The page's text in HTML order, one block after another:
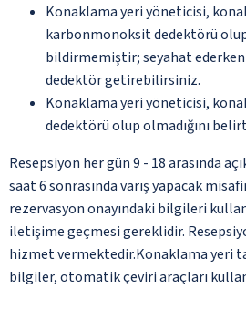
Konaklama yeri yöneticisi,
karbonmonoksit dedektörü olup
bildirmemiştir; seyahat ederken
dedektör getirebilirsiniz.
Konaklama yeri yöneticisi,
dedektörü olup olmadığını
Resepsiyon her gün 9 - 18 arasında
saat 6 sonrasında varış yapacak
rezervasyon onayındaki bilgileri
iletişime geçmesi gereklidir.
hizmet vermektedir.Konaklama yeri
bilgiler, otomatik çeviri araçları